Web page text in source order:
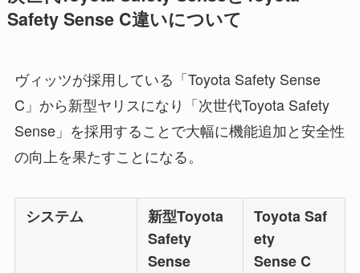
Safety Sense C違いについて
ヴィッツが採用している「Toyota Safety Sense
C」から新型ヤリスになり「次世代Toyota Safety
Sense」を採用することで大幅に機能追加と安全性
の向上を果たすことになる。
システム
新型Toyota
Safety
Sense
Toyota Saf
ety
Sense C